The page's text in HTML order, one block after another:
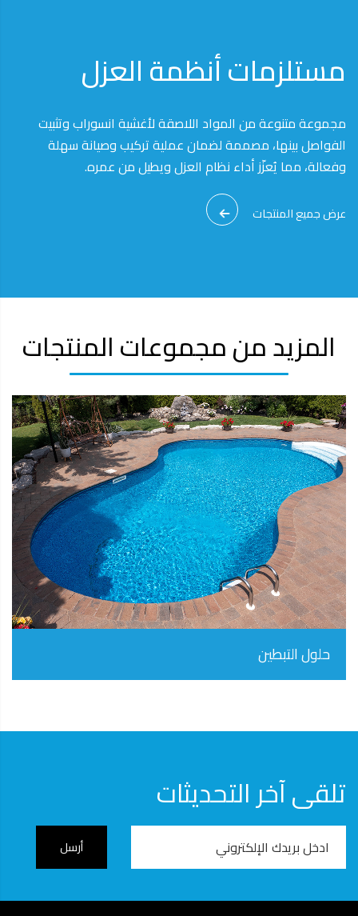
مستلزمات أنظمة العزل
مجموعة متنوعة من المواد اللاصقة لأغشية انسوراب وتثبيت
الفواصل بينها، مصممة لضمان عملية تركيب وصيانة سهلة
وفعالة، مما يُعزّز أداء نظام العزل ويطيل من عمره.
عرض جميع المنتجات
المزيد من مجموعات المنتجات
حلول التبطين
تلقى آخر التحديثات
Address